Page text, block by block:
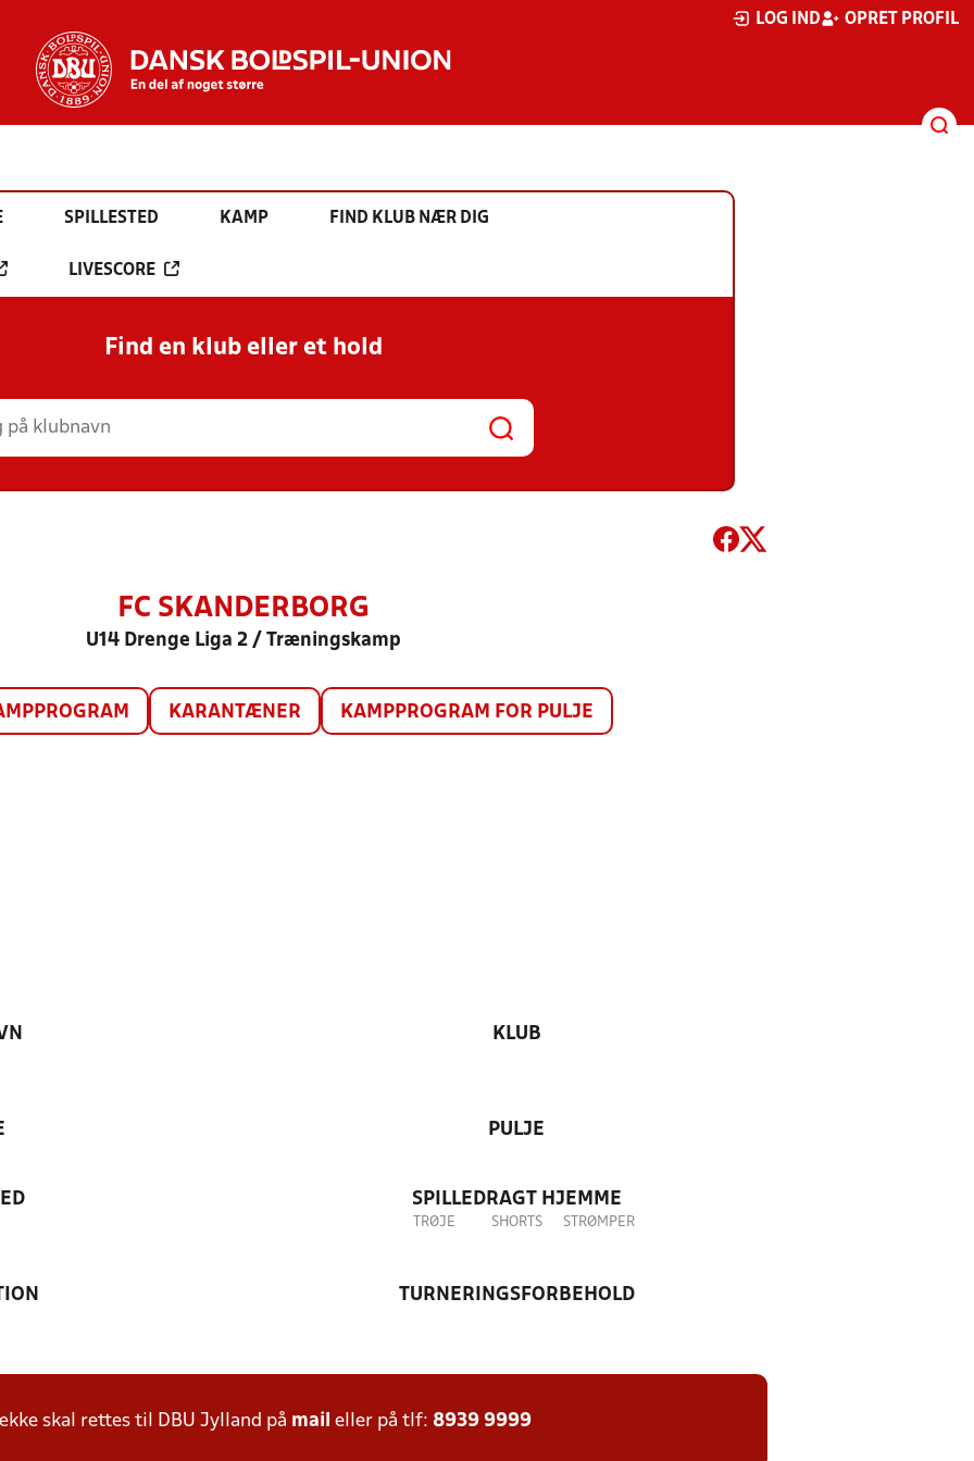
LOG IND OPRET PROFIL
SPILLESTED KAMP FIND KLUB NÆR DIG
LIVESCORE
Find en klub eller et hold
FC SKANDERBORG
U14 Drenge Liga 2 / Træningskamp
KARANTÆNER KAMPPROGRAM FOR PULJE
KLUB
PULJE
SPILLEDRAGT HJEMME
TRØJE SHORTS STRØMPER
TURNERINGSFORBEHOLD
skal rettes til DBU Jylland på mail eller på tlf: 8939 9999